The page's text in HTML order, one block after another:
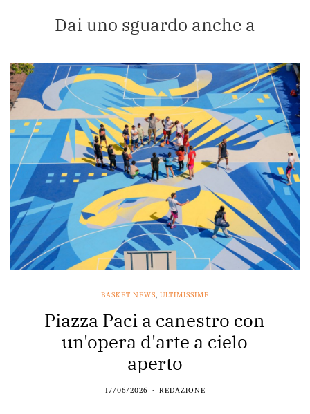
Dai uno sguardo anche a
BASKET NEWS, ULTIMISSIME
Piazza Paci a canestro con
un'opera d'arte a cielo
aperto
17/06/2026 REDAZIONE